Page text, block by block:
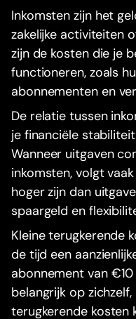
Inkomsten zijn het
zakelijke activiteiten
zijn de kosten die je
functioneren, zoals
abonnementen en
De relatie tussen
je financiële
Wanneer uitgaven
inkomsten, volgt
hoger zijn dan
spaargeld en
Kleine terugkerende
de tijd een
abonnement van
belangrijk op
terugkerende kosten